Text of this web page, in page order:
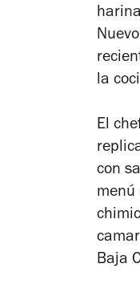
la
El
con
menú
Baja